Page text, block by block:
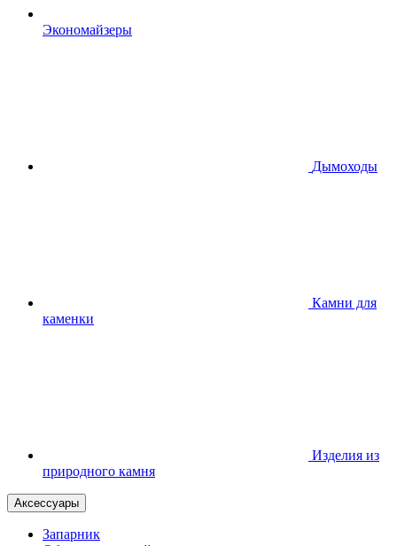
Экономайзеры
Дымоходы
Камни для
каменки
Изделия из
природного камня
Аксессуары
Запарник